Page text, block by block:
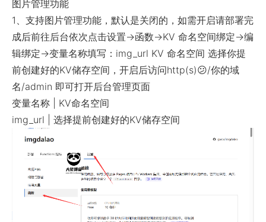
图片管理功能
1、支持图片管理功能，默认是关闭的，如需开启请部署完
成后前往后台依次点击设置->函数->KV 命名空间绑定->编
辑绑定->变量名称填写：img_url KV 命名空间 选择你提
前创建好的KV储存空间，开启后访问http(s)😕/你的域
名/admin 即可打开后台管理页面
变量名称 | KV命名空间
img_url | 选择提前创建好的KV储存空间